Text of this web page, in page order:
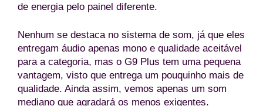
de energia pelo painel diferente.
Nenhum se destaca no sistema de som, já que eles
entregam áudio apenas mono e qualidade aceitável
para a categoria, mas o G9 Plus tem uma pequena
vantagem, visto que entrega um pouquinho mais de
qualidade. Ainda assim, vemos apenas um som
mediano que agradará os menos exigentes.